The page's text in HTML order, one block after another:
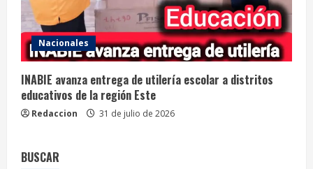
Nacionales
INABIE avanza entrega de utilería escolar a distritos
educativos de la región Este
Redaccion 31 de julio de 2026
BUSCAR